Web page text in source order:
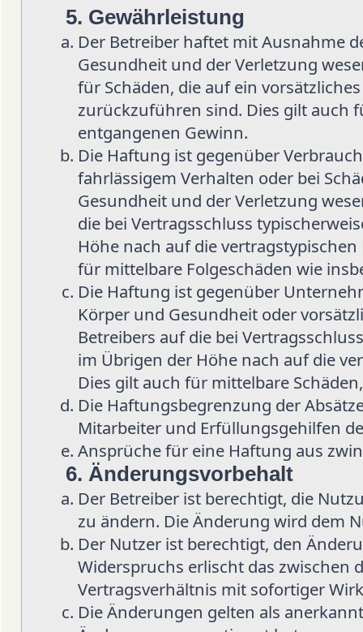
5. Gewährleistung
Der Betreiber haftet mit Ausnahme
Gesundheit und der Verletzung
für Schäden, die auf ein
zurückzuführen sind. Dies gilt auch
entgangenen Gewinn.
Die Haftung ist gegenüber
fahrlässigem Verhalten oder bei
Gesundheit und der Verletzung
die bei Vertragsschluss
Höhe nach auf die
für mittelbare Folgeschäden wie
Die Haftung ist gegenüber
Körper und Gesundheit oder
Betreibers auf die bei
im Übrigen der Höhe nach auf die
Dies gilt auch für mittelbare
Die Haftungsbegrenzung der
Mitarbeiter und Erfüllungsgehilfen
Ansprüche für eine Haftung aus
6. Änderungsvorbehalt
Der Betreiber ist berechtigt, die
zu ändern. Die Änderung wird dem
Der Nutzer ist berechtigt, den
Widerspruchs erlischt das zwischen
Vertragsverhältnis mit sofortiger
Die Änderungen gelten als